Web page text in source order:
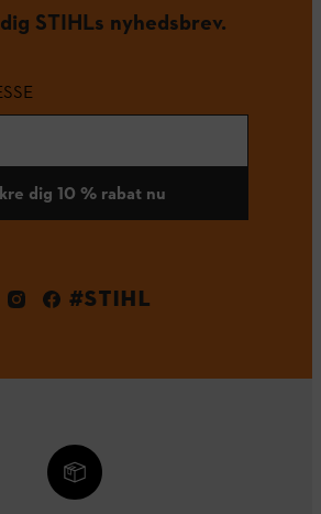
STIHLs nyhedsbrev.
dig 10 % rabat nu
#STIHL